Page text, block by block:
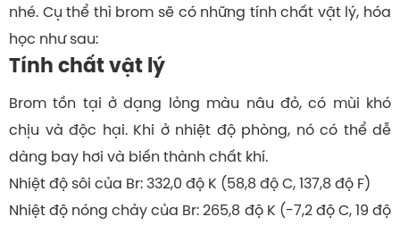
nhé. Cụ thể thì brom sẽ có những tính chất vật lý, hóa
học như sau:
Tính chất vật lý
Brom tồn tại ở dạng lỏng màu nâu đỏ, có mùi khó
chịu và độc hại. Khi ở nhiệt độ phòng, nó có thể dễ
dàng bay hơi và biến thành chất khí.
Nhiệt độ sôi của Br: 332,0 độ K ​(58,8 độ C, ​137,8 độ F)
Nhiệt độ nóng chảy của Br: 265,8 độ K ​(-7,2 độ C, ​19 độ